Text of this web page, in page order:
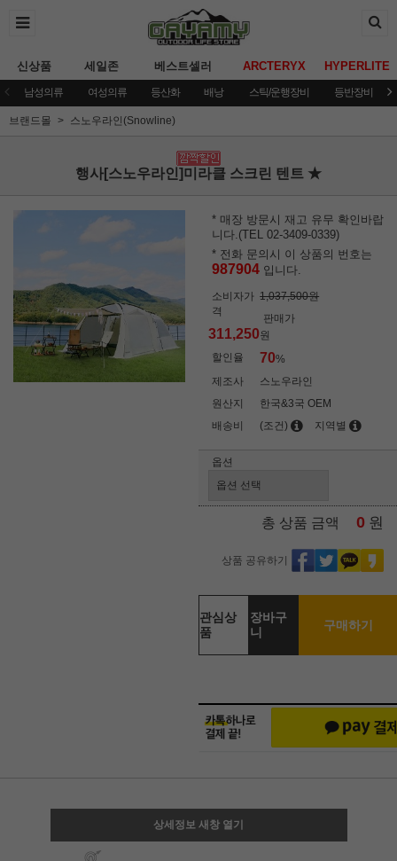
신상품 세일존 베스트셀러 ARCTERYX HYPERLITE
남성의류 여성의류 등산화 배낭 스틱/운행장비 등반장비
브랜드몰 스노우라인(Snowline)
행사[스노우라인]미라클 스크린 텐트 ★
* 매장 방문시 재고 유무 확인바랍
니다.(TEL 02-3409-0339)
* 전화 문의시 이 상품의 번호는
987904 입니다.
소비자가
격
1,037,500원
판매가
311,250원
할인율
70%
제조사
스노우라인
원산지
한국&3국 OEM
배송비
(조건) 지역별
옵션
총 상품 금액 0 원
상품 공유하기
관심상
품
장바구
니
구매하기
상세정보 새창 열기